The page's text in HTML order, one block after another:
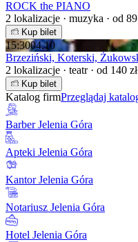
ROCK the PIANO
2 lokalizacje · muzyka · od 89
Kup bilet
15:3004.10
Brzeziński, Koterski,
2 lokalizacje · teatr · od 140 zł
Kup bilet
Katalog firmPrzeglądaj
Barber Jelenia Góra
Apteki Jelenia Góra
Kantor Jelenia Góra
Notariusz Jelenia Góra
Hotel Jelenia Góra